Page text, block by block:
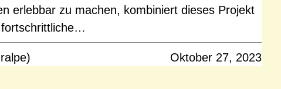
erlebbar zu machen, kombiniert dieses Projekt
Oktober 27, 2023